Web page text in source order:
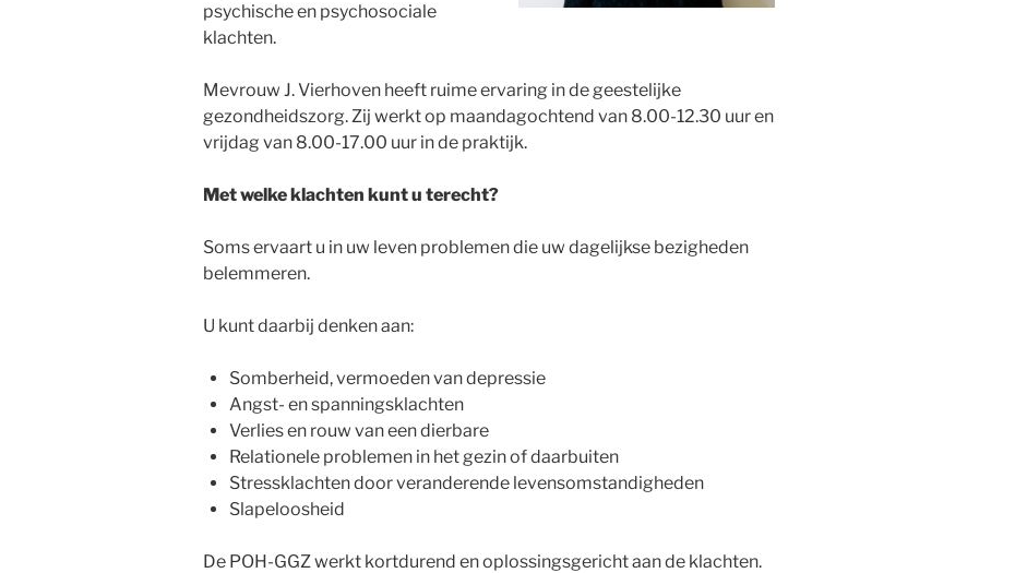
psychische en psychosociale
klachten.
Mevrouw J. Vierhoven heeft ruime ervaring in de geestelijke
gezondheidszorg. Zij werkt op maandagochtend van 8.00-12.30 uur en
vrijdag van 8.00-17.00 uur in de praktijk.
Met welke klachten kunt u terecht?
Soms ervaart u in uw leven problemen die uw dagelijkse bezigheden
belemmeren.
U kunt daarbij denken aan:
Somberheid, vermoeden van depressie
Angst- en spanningsklachten
Verlies en rouw van een dierbare
Relationele problemen in het gezin of daarbuiten
Stressklachten door veranderende levensomstandigheden
Slapeloosheid
De POH-GGZ werkt kortdurend en oplossingsgericht aan de klachten.